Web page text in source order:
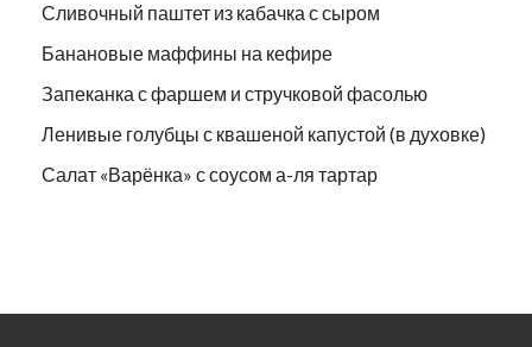
Сливочный паштет из кабачка с сыром
Банановые маффины на кефире
Запеканка с фаршем и стручковой фасолью
Ленивые голубцы с квашеной капустой (в духовке)
Салат «Варёнка» с соусом а-ля тартар